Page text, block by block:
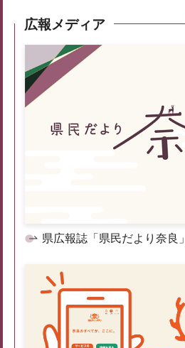
広報メディア
県広報誌「県民だより奈良」